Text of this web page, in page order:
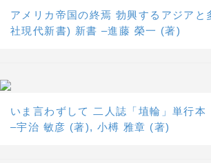
アメリカ帝国の終焉 勃興するアジアと
社現代新書) 新書 –進藤 榮一 (著)
いま言わずして 二人誌「埴輪」単行本
–宇治 敏彦 (著), 小榑 雅章 (著)